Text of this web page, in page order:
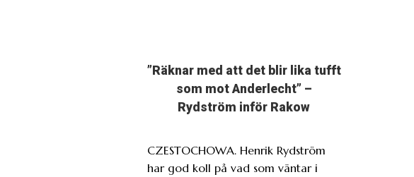
”Räknar med att det blir lika tufft
som mot Anderlecht” –
Rydström inför Rakow
CZESTOCHOWA. Henrik Rydström
har god koll på vad som väntar i